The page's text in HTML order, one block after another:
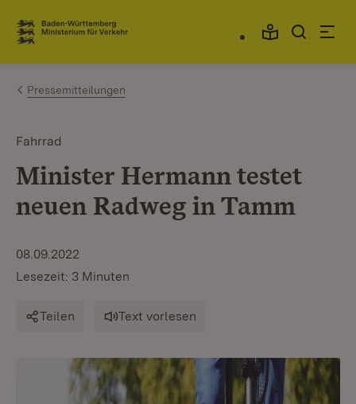
Zum Inhalt springen
Link zur Startseite
Pressemitteilungen
Fahrrad
Minister Hermann testet
neuen Radweg in Tamm
08.09.2022
Lesezeit: 3 Minuten
Teilen Text vorlesen